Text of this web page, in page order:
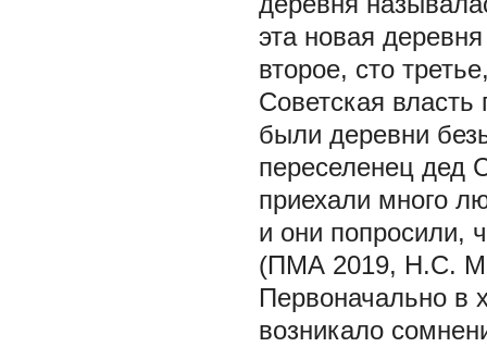
эта новая
второе, сто
Советская
были деревни
переселенец дед
приехали много
и они попросили,
(ПМА 2019, Н.С.
Первоначально в
возникало